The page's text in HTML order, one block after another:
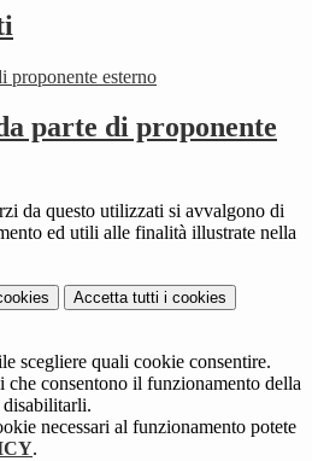
parte di proponente
da questo utilizzati si avvalgono di
ed utili alle finalità illustrate nella
Accetta tutti i cookies
scegliere quali cookie consentire.
che consentono il funzionamento della
disabilitarli.
necessari al funzionamento potete
.